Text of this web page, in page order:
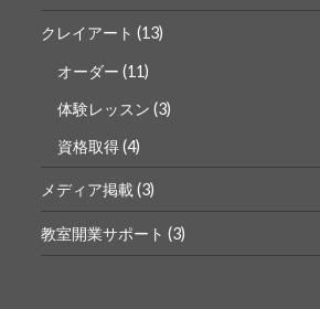
クレイアート (13)
オーダー (11)
体験レッスン (3)
資格取得(4)
メディア掲載 (3)
教室開業サポート (3)